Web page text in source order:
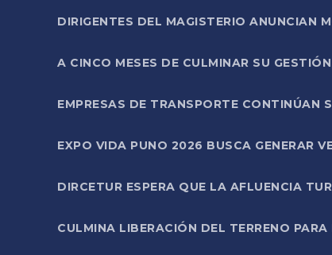
DIRIGENTES DEL MAGISTERIO ANUNCIAN
A CINCO MESES DE CULMINAR SU
EMPRESAS DE TRANSPORTE CONTINÚAN
EXPO VIDA PUNO 2026 BUSCA GENERAR
DIRCETUR ESPERA QUE LA AFLUENCIA
CULMINA LIBERACIÓN DEL TERRENO